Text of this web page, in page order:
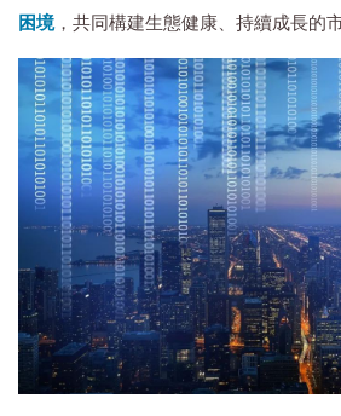
困境，共同構建生態健康、持續成長的市